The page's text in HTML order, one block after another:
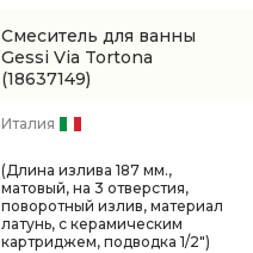
Смеситель для ванны
Gessi Via Tortona
(18637149)
Италия
(Длина излива 187 мм.,
матовый, на 3 отверстия,
поворотный излив, материал
латунь, с керамическим
картриджем, подводка 1/2")